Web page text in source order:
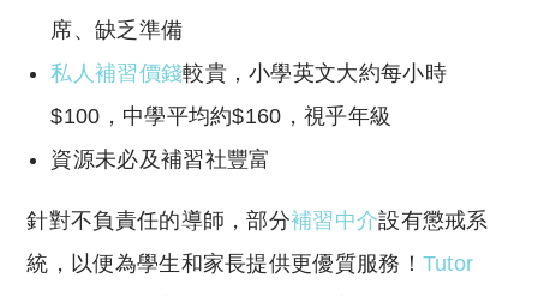
席、缺乏準備
私人補習價錢較貴，小學英文大約每小時
$100，中學平均約$160，視乎年級
資源未必及補習社豐富
針對不負責任的導師，部分補習中介設有懲戒系
統，以便為學生和家長提供更優質服務！ Tutor